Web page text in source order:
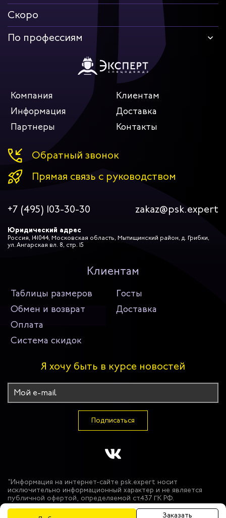
Заказать
Скоро
По профессиям
Компания
Клиентам
Информация
Доставка
Партнеры
Контакты
Обратный звонок
Прямая связь с руководством
+7 (495) 103-30-30 zakaz@psk.expert
Юридический адрес
Россия, 141044, Московская область, Мытищинский район, д. Грибки,
ул. Ангарская вл. 8, стр. 15
Клиентам
Таблицы размеров
Госты
Обмен и возврат
Доставка
Оплата
Система скидок
Я хочу быть в курсе новостей
Подписаться
"Информация на интернет-сайте psk.expert носит
исключительно информационный характер и не является
публичной офертой, определяемой ст.437 ГК РФ.
Производитель оставляет за собой право в одностороннем
порядке вносить изменения в состав материалов,